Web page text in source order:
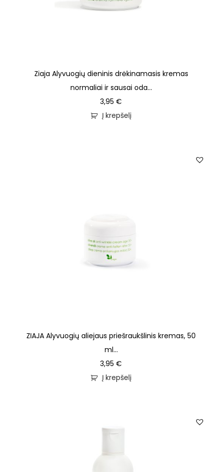
Ziaja Alyvuogių dieninis drėkinamasis kremas
normaliai ir sausai oda...
3,95 €
Į krepšelį
ZIAJA Alyvuogių aliejaus priešraukšlinis kremas, 50
ml...
3,95 €
Į krepšelį